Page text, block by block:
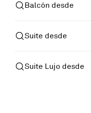
Balcón desde
Suite desde
Suite Lujo desde